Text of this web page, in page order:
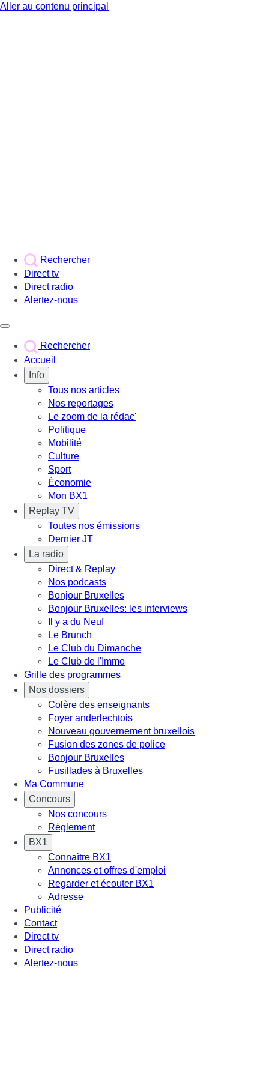
Aller au contenu principal
Rechercher
Direct tv
Direct radio
Alertez-nous
Rechercher
Accueil
Info
Tous nos articles
Nos reportages
Le zoom de la rédac'
Politique
Mobilité
Culture
Sport
Économie
Mon BX1
Replay TV
Toutes nos émissions
Dernier JT
La radio
Direct & Replay
Nos podcasts
Bonjour Bruxelles
Bonjour Bruxelles: les interviews
Il y a du Neuf
Le Brunch
Le Club du Dimanche
Le Club de l'Immo
Grille des programmes
Nos dossiers
Colère des enseignants
Foyer anderlechtois
Nouveau gouvernement bruxellois
Fusion des zones de police
Bonjour Bruxelles
Fusillades à Bruxelles
Ma Commune
Concours
Nos concours
Règlement
BX1
Connaître BX1
Annonces et offres d'emploi
Regarder et écouter BX1
Adresse
Publicité
Contact
Direct tv
Direct radio
Alertez-nous